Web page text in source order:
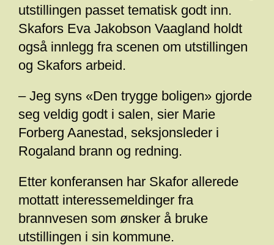
utstillingen passet tematisk godt inn.
Skafors Eva Jakobson Vaagland holdt
også innlegg fra scenen om utstillingen
og Skafors arbeid.
– Jeg syns «Den trygge boligen» gjorde
seg veldig godt i salen, sier Marie
Forberg Aanestad, seksjonsleder i
Rogaland brann og redning.
Etter konferansen har Skafor allerede
mottatt interessemeldinger fra
brannvesen som ønsker å bruke
utstillingen i sin kommune.